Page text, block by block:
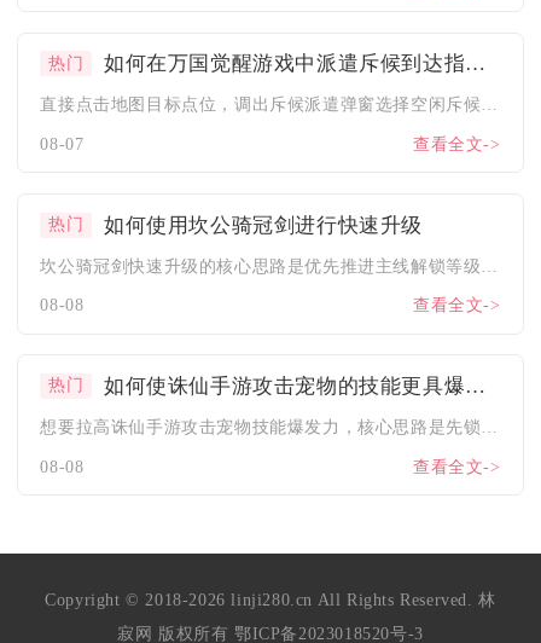
热门 如何在万国觉醒游戏中派遣斥候到达指定地点
直接点击地图目标点位，调出斥候派遣弹窗选择空闲斥候并确认行军...
08-07 查看全文->
热门 如何使用坎公骑冠剑进行快速升级
08-08 查看全文->
热门 如何使诛仙手游攻击宠物的技能更具爆发力
想要拉高诛仙手游攻击宠物技能爆发力，核心思路是先锁定高资质成...
08-08 查看全文->
Copyright © 2018-2026 linji280.cn All Rights Reserved. 林
寂网 版权所有 鄂ICP备2023018520号-3